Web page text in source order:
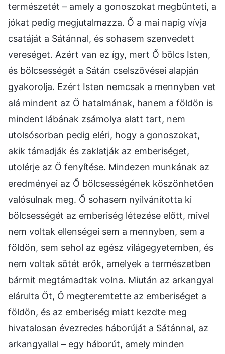
természetét – amely a gonoszokat megbünteti, a
jókat pedig megjutalmazza. Ő a mai napig vívja
csatáját a Sátánnal, és sohasem szenvedett
vereséget. Azért van ez így, mert Ő bölcs Isten,
és bölcsességét a Sátán cselszövései alapján
gyakorolja. Ezért Isten nemcsak a mennyben vet
alá mindent az Ő hatalmának, hanem a földön is
mindent lábának zsámolya alatt tart, nem
utolsósorban pedig eléri, hogy a gonoszokat,
akik támadják és zaklatják az emberiséget,
utolérje az Ő fenyítése. Mindezen munkának az
eredményei az Ő bölcsességének köszönhetően
valósulnak meg. Ő sohasem nyilvánította ki
bölcsességét az emberiség létezése előtt, mivel
nem voltak ellenségei sem a mennyben, sem a
földön, sem sehol az egész világegyetemben, és
nem voltak sötét erők, amelyek a természetben
bármit megtámadtak volna. Miután az arkangyal
elárulta Őt, Ő megteremtette az emberiséget a
földön, és az emberiség miatt kezdte meg
hivatalosan évezredes háborúját a Sátánnal, az
arkangyallal – egy háborút, amely minden